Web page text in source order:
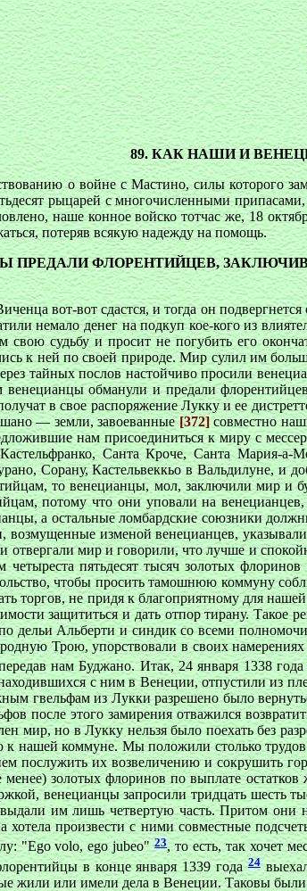
89. КАК НАШИ И
о войне с Мастино, силы которого
рыцарей с многочисленными
наше конное войско тотчас же, 18
потеряв всякую надежду на помощь.
ПРЕДАЛИ ФЛОРЕНТИЙЦЕВ,
вот-вот сдастся, и тогда он
немало денег на подкуп кое-кого из
свою судьбу и просит не погубить его
к ней по своей природе. Мир сулил им
тайных послов настойчиво просили
обманули и предали
в свое распоряжение Лукку и ее
— земли, завоеванные[372]совместно
нам присоединиться к миру с
Санта Кроче, Санта Мария-
Сорану, Кастельвеккьо в Вальдилуне, и
то венецианцы, мол, заключили мир и
потому что они уповали на
а остальные ломбардские союзники
возмущенные изменой венецианцев,
отвергали мир и говорили, что лучше и
четыреста пятьдесят тысяч золотых
чтобы просить тамошнюю коммуну
торгов, не придя к благоприятному для
защититься и дать отпор тирану.
дельи Альберти и синдик со всеми
Трою, упорствовали в своих
нам Буджано. Итак, 24 января 1338
с ним в Венеции, отпустили из
гвельфам из Лукки разрешено было
после этого замирения отважился
мир, но в Лукку нельзя было поехать без
к нашей коммуне. Мы положили столько
послужить их возвеличению и сокрушить
менее) золотых флоринов по выплате
венецианцы запросили тридцать шесть
им лишь четвертую часть. Притом они
произвести с ними совместные
"Ego volo, ego jubeo"23, то есть, так хочет
в конце января 1339 года24
жили или имели дела в Венеции. Таковы